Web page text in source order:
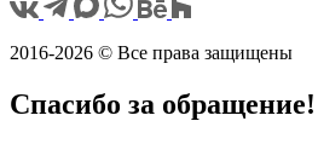
2016-2026 © Все права защищены
Спасибо за обращение!